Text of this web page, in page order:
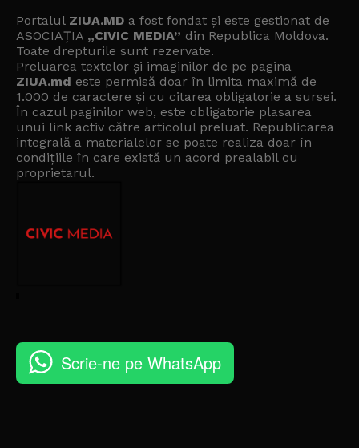
Portalul ZIUA.MD a fost fondat și este gestionat de
ASOCIAȚIA „CIVIC MEDIA” din Republica Moldova.
Toate drepturile sunt rezervate.
Preluarea textelor și imaginilor de pe pagina
ZIUA.md este permisă doar în limita maximă de
1.000 de caractere și cu citarea obligatorie a sursei.
În cazul paginilor web, este obligatorie plasarea
unui link activ către articolul preluat. Republicarea
integrală a materialelor se poate realiza doar în
condițiile în care există un acord prealabil cu
proprietarul.
Scrie-ne pe WhatsApp